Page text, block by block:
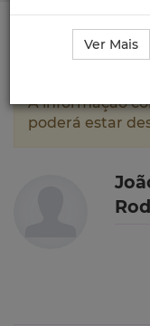
Ciência_Iscte
Rodrigues
A informação
poderá estar
Ver Mais